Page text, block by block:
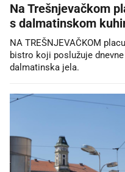
Na Trešnjevačkom
s dalmatinskom
NA TREŠNJEVAČKOM
bistro koji poslužuje
dalmatinska jela.